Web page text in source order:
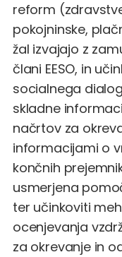
reform
pokojninske,
žal izvajajo z
člani EESO, in
socialnega
skladne
načrtov za
informacijami o
končnih
usmerjena
ter učinkoviti
ocenjevanja
za okrevanje in